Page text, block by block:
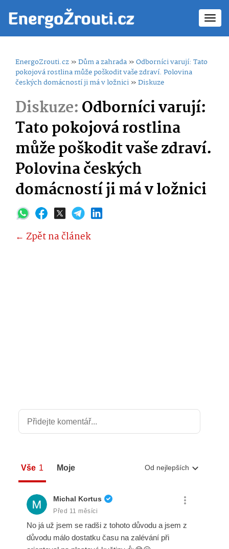
EnergoZrouti.cz»Dům a zahrada»Odborníci varují: Tato
pokojová rostlina může poškodit vaše zdraví. Polovina
českých domácností ji má v ložnici»Diskuze
Diskuze:Odborníci varují:
Tato pokojová rostlina
může poškodit vaše zdraví.
Polovina českých
domácností ji má v ložnici
← Zpět na článek